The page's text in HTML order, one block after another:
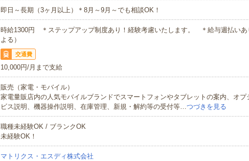
即日～長期（3ヶ月以上）＊8月～9月～でも相談OK！
時給1300円 ＊ステップアップ制度あり！経験考慮いたします。 ＊給与週払いあ
よる）
交通費
10,000円/月まで支給
販売（家電・モバイル）
家電量販店内の人気モバイルブランドでスマートフォンやタブレットの案内、オプ
ビス説明、機器操作説明、在庫管理、新規・解約等の受付等…つづきを見る
職種未経験OK / ブランクOK
未経験OK！
マトリクス・エスディ株式会社